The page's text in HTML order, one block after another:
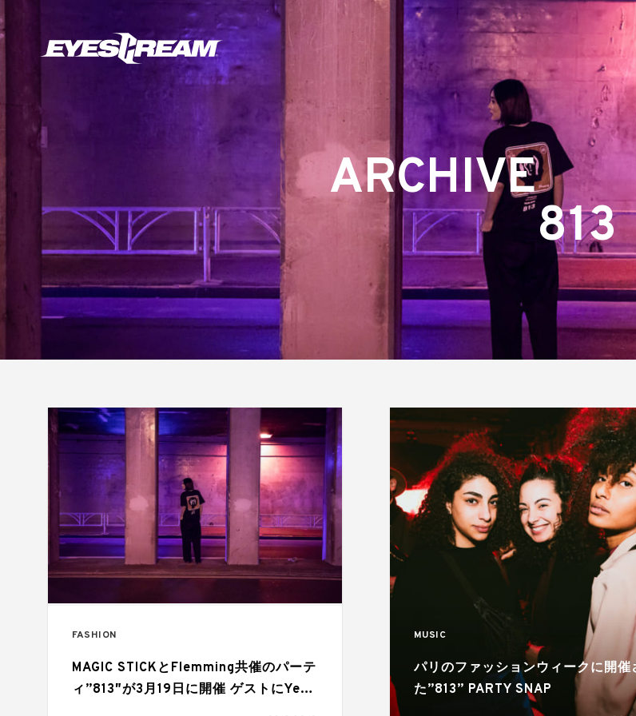
ARCHIVE
813
FASHION
MAGIC STICKとFlemming共催のパーテ
ィ”813″が3月19日に開催 ゲストにYeti
MUSIC
パリのファッションウィークに開催
た”813” PARTY SNAP